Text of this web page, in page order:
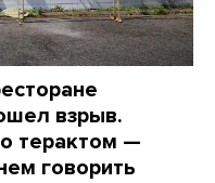
взрыв.
терактом —
говорить